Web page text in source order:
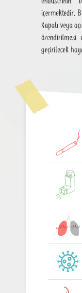
içermektedir.
kapalı veya
geçirilecek